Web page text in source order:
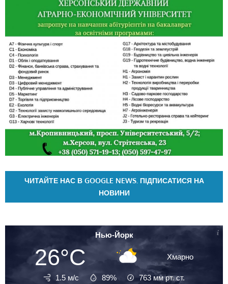
ЧИТАЙТЕ НАС В GOOGLE NEWS. ПІДПИСАТИСЯ НА
НОВИНИ
Нью-Йорк
26°C Хмарно
1.5 м/с 89% 763 мм рт. ст.